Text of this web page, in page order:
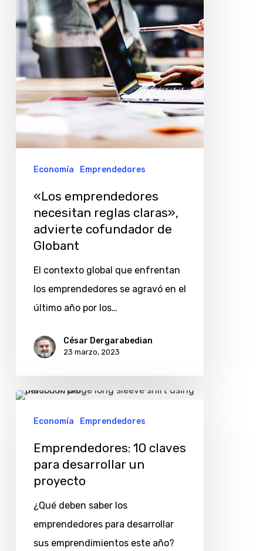
claras»,
advierte
cofundador
Globant
Economía Emprendedores
«Los emprendedores
necesitan reglas claras»,
advierte cofundador de
Globant
El contexto global que enfrentan
los emprendedores se agravó en el
último año por los…
César Dergarabedian
23 marzo, 2023
Emprendedores:
desarrollar
proyecto
Economía Emprendedores
Emprendedores: 10 claves
para desarrollar un
proyecto
¿Qué deben saber los
emprendedores para desarrollar
sus emprendimientos este año?